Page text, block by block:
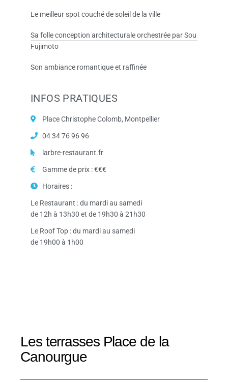
Le meilleur spot couché de soleil de la ville
Sa folle conception architecturale orchestrée par Sou
Fujimoto
Son ambiance romantique et raffinée
INFOS PRATIQUES
Place Christophe Colomb, Montpellier
04 34 76 96 96
larbre-restaurant.fr
Gamme de prix : €€€
Horaires :
Le Restaurant : du mardi au samedi
de 12h à 13h30 et de 19h30 à 21h30
Le Roof Top : du mardi au samedi
de 19h00 à 1h00
Les terrasses Place de la
Canourgue